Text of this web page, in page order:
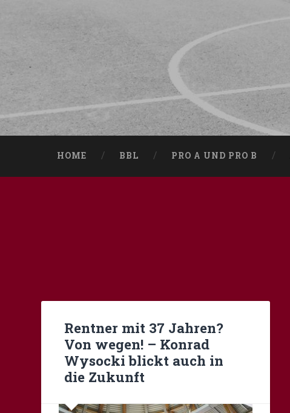
HOME BBL PRO A UND PRO B
Rentner mit 37 Jahren?
Von wegen! – Konrad
Wysocki blickt auch in
die Zukunft